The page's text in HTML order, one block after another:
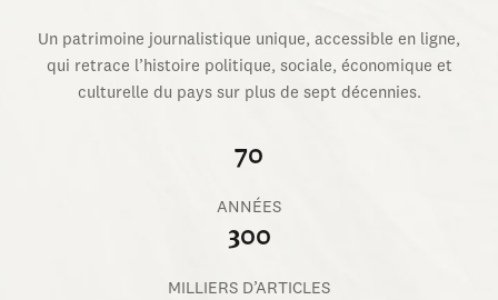
Un patrimoine journalistique unique, accessible en ligne,
qui retrace l’histoire politique, sociale, économique et
culturelle du pays sur plus de sept décennies.
70
ANNÉES
300
MILLIERS D’ARTICLES